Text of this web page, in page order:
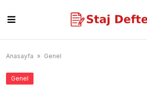
content
Anasayfa » Genel
Genel